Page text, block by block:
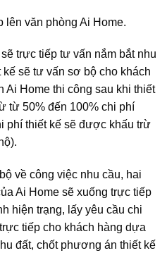
lên văn phòng Ai Home.
trực tiếp tư vấn nắm bắt nhu
sẽ tư vấn sơ bộ cho khách
Ai Home thi công sau khi thiết
từ 50% đến 100% chi phí
phí thiết kế sẽ được khấu trừ
về công việc nhu cầu, hai
Ai Home sẽ xuống trực tiếp
hiện trạng, lấy yêu cầu chi
tiếp cho khách hàng dựa
đất, chốt phương án thiết kế